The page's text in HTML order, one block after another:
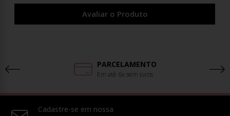
Avaliar o Produto
PARCELAMENTO
Em até 6x sem juros
Cadastre-se em nossa